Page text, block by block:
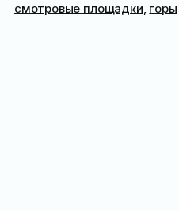
смотровые площадки, горы